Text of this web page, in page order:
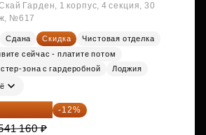
Гарден, 1 корпус, 4 секция, 30
№617
Сдана Скидка
Чистовая отделка
сейчас - платите потом
зона с гардеробной
Лоджия
516 221 ₽ -12%
160 ₽